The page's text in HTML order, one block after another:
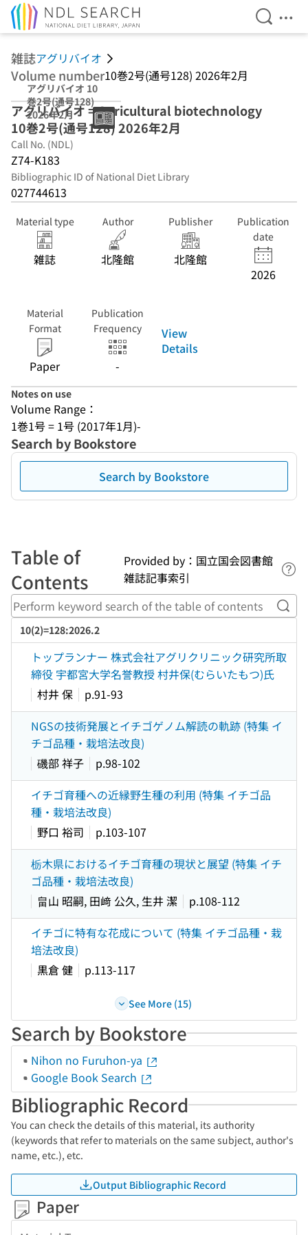
Open
雑誌アグリバイオ
Volume number10巻2号(通号128) 2026年2月
アグリバイオ 10
巻2号(通号128)
2026年2月
アグリバイオ = Agricultural biotechnology
10巻2号(通号128) 2026年2月
Call No. (NDL)
Z74-K183
Bibliographic ID of National Diet Library
027744613
Material type
雑誌
Author
北隆館
Publisher
北隆館
Publication
date
2026
Material
Format
Paper
Publication
Frequency
-
View
Details
Notes on use
Volume Range：
1巻1号 = 1号 (2017年1月)-
Search by Bookstore
Search by Bookstore
Table of
Contents
Provided by：国立国会図書館
雑誌記事索引
10(2)=128:2026.2
トップランナー 株式会社アグリクリニック研究所取
締役 宇都宮大学名誉教授 村井保(むらいたもつ)氏
村井 保
p.91-93
NGSの技術発展とイチゴゲノム解読の軌跡 (特集 イ
チゴ品種・栽培法改良)
磯部 祥子
p.98-102
イチゴ育種への近縁野生種の利用 (特集 イチゴ品
種・栽培法改良)
野口 裕司
p.103-107
栃木県におけるイチゴ育種の現状と展望 (特集 イチ
ゴ品種・栽培法改良)
畠山 昭嗣, 田﨑 公久, 生井 潔
p.108-112
イチゴに特有な花成について (特集 イチゴ品種・栽
培法改良)
黒倉 健
p.113-117
See More (15)
Search by Bookstore
Nihon no Furuhon-ya
Google Book Search
Bibliographic Record
You can check the details of this material, its authority
(keywords that refer to materials on the same subject, author's
name, etc.), etc.
Output Bibliographic Record
Paper